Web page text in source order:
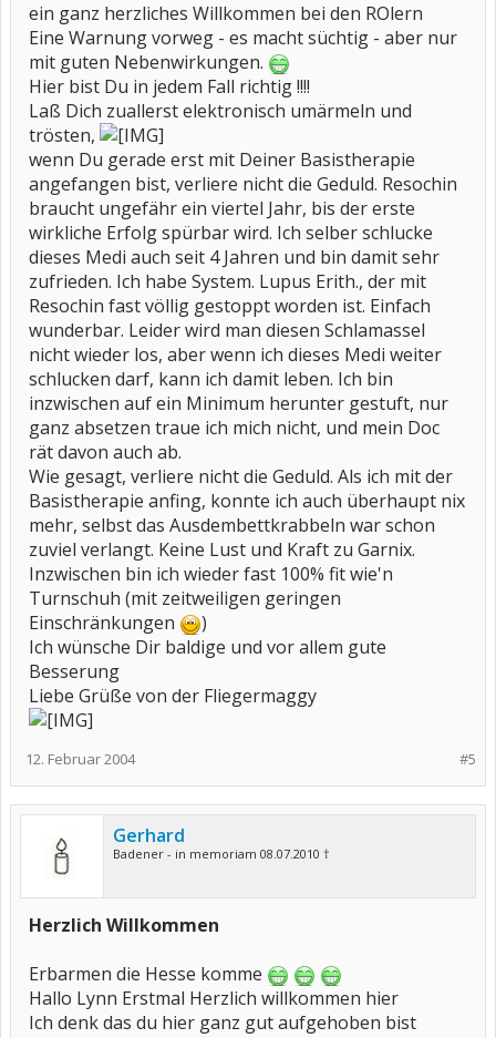
ein ganz herzliches Willkommen bei den ROlern
Eine Warnung vorweg - es macht süchtig - aber nur
mit guten Nebenwirkungen.
Hier bist Du in jedem Fall richtig !!!!
Laß Dich zuallerst elektronisch umärmeln und
trösten,
wenn Du gerade erst mit Deiner Basistherapie
angefangen bist, verliere nicht die Geduld. Resochin
braucht ungefähr ein viertel Jahr, bis der erste
wirkliche Erfolg spürbar wird. Ich selber schlucke
dieses Medi auch seit 4 Jahren und bin damit sehr
zufrieden. Ich habe System. Lupus Erith., der mit
Resochin fast völlig gestoppt worden ist. Einfach
wunderbar. Leider wird man diesen Schlamassel
nicht wieder los, aber wenn ich dieses Medi weiter
schlucken darf, kann ich damit leben. Ich bin
inzwischen auf ein Minimum herunter gestuft, nur
ganz absetzen traue ich mich nicht, und mein Doc
rät davon auch ab.
Wie gesagt, verliere nicht die Geduld. Als ich mit der
Basistherapie anfing, konnte ich auch überhaupt nix
mehr, selbst das Ausdembettkrabbeln war schon
zuviel verlangt. Keine Lust und Kraft zu Garnix.
Inzwischen bin ich wieder fast 100% fit wie'n
Turnschuh (mit zeitweiligen geringen
Einschränkungen
)
Ich wünsche Dir baldige und vor allem gute
Besserung
Liebe Grüße von der Fliegermaggy
#5
12. Februar 2004
Gerhard
Badener - in memoriam 08.07.2010 †
Herzlich Willkommen
Erbarmen die Hesse komme
Hallo Lynn Erstmal Herzlich willkommen hier
Ich denk das du hier ganz gut aufgehoben bist